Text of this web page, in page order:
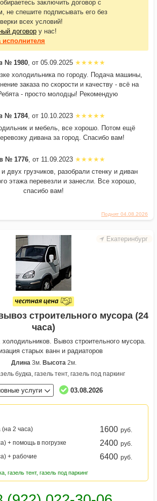
Поднят 04.08.2026
заключить договор с
не спешите подписывать его без
всех условий!
договор у нас!
исполнителя
№ 1980, от 05.09.2025
холодильника по городу. Подача машины,
заказа по скорости и качеству - всё на
- просто молодцы! Рекомендую
№ 1784, от 10.10.2023
и мебель, все хорошо. Потом ещё
дивана за город. Спасибо вам!
№ 1776, от 11.09.2023
двух грузчиков, разобрали стенку и диван
этажа перевезли и занесли. Все хорошо,
спасибо вам!
Екатеринбург
строительного мусора (24
часа)
Вывоз строительного мусора.
старых ванн и радиаторов
Длина 3м. Высота 2м.
будка, газель тент, газель под паркинг
услуги 03.08.2026
2 часа)
1600 руб.
+ помощь в погрузке
2400 руб.
+ рабочие
6400 руб.
газель тент, газель под паркинг